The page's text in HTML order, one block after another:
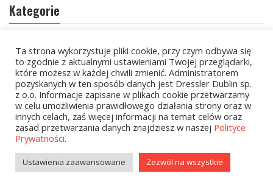
Kategorie
zobacz wszystkie
Kolekcje Biedronka
Kolekcje Biedronka - 16.02.2026
Wielcy Humaniści - 16.02.2026
Wielcy Humaniści – 02.03.2026
Kolekcje Biedronka - 16.03.2026
Ta strona wykorzystuje pliki cookie, przy czym odbywa się
to zgodnie z aktualnymi ustawieniami Twojej przeglądarki,
które możesz w każdej chwili zmienić. Administratorem
pozyskanych w ten sposób danych jest Dressler Dublin sp.
z o.o. Informacje zapisane w plikach cookie przetwarzamy
w celu umożliwienia prawidłowego działania strony oraz w
innych celach, zaś więcej informacji na temat celów oraz
zasad przetwarzania danych znajdziesz w naszej Polityce
Prywatności.
Ustawienia zaawansowane Zezwól na wszystkie